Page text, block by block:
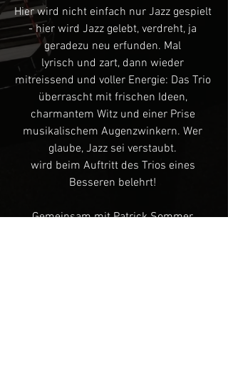
Hier wird nicht einfach nur Jazz gespielt
- hier wird Jazz gelebt, verdreht, ja
geradezu neu erfunden. Mal
lyrisch und zart, dann wieder
mitreissend und voller Energie: Das Trio
überrascht mit frischen Ideen,
charmantem Witz und einer Prise
musikalischem Augenzwinkern. Wer
glaube, Jazz sei verstaubt.
wird beim Auftritt des Trios eines
Besseren belehrt!
Gemeinsam mit Patrick Sommer